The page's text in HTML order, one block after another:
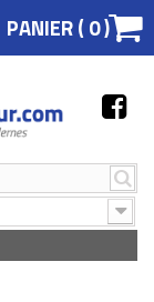
PANIER (0)